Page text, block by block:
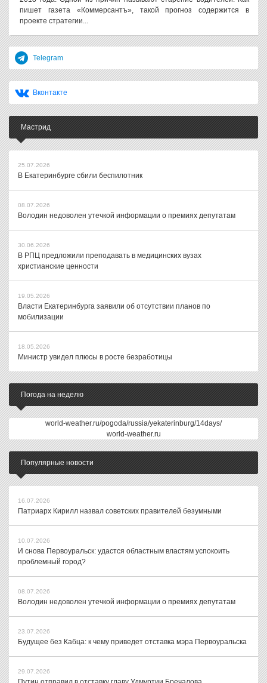
пишет газета «Коммерсантъ», такой прогноз содержится в
проекте стратегии...
Telegram
Вконтакте
Мастрид
25.07.2026
В Екатеринбурге сбили беспилотник
08.07.2026
Володин недоволен утечкой информации о премиях депутатам
30.06.2026
В РПЦ предложили преподавать в медицинских вузах
христианские ценности
19.05.2026
Власти Екатеринбурга заявили об отсутствии планов по
мобилизации
18.05.2026
Министр увидел плюсы в росте безработицы
Погода на неделю
world-weather.ru/pogoda/russia/yekaterinburg/14days/
world-weather.ru
Популярные новости
16.07.2026
Патриарх Кирилл назвал советских правителей безумными
10.07.2026
И снова Первоуральск: удастся областным властям успокоить
проблемный город?
08.07.2026
Володин недоволен утечкой информации о премиях депутатам
23.07.2026
Будущее без Кабца: к чему приведет отставка мэра Первоуральска
29.07.2026